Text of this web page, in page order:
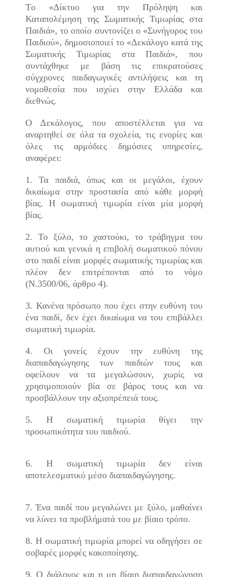
Tο «Δίκτυο για την Πρόληψη και
Καταπολέμηση της Σωματικής Τιμωρίας στα
Παιδιά», το οποίο συντονίζει ο «Συνήγορος του
Παιδιού», δημοσιοποιεί το «Δεκάλογο κατά της
Σωματικής Τιμωρίας στα Παιδιά», που
συντάχθηκε με βάση τις επικρατούσες
σύγχρονες παιδαγωγικές αντιλήψεις και τη
νομοθεσία που ισχύει στην Ελλάδα και
διεθνώς.
Ο Δεκάλογος, που αποστέλλεται για να
αναρτηθεί σε όλα τα σχολεία, τις ενορίες και
όλες τις αρμόδιες δημόσιες υπηρεσίες,
αναφέρει:
1. Τα παιδιά, όπως και οι μεγάλοι, έχουν
δικαίωμα στην προστασία από κάθε μορφή
βίας. Η σωματική τιμωρία είναι μία μορφή
βίας.
2. Το ξύλο, το χαστούκι, το τράβηγμα του
αυτιού και γενικά η επιβολή σωματικού πόνου
στο παιδί είναι μορφές σωματικής τιμωρίας και
πλέον δεν επιτρέπονται από το νόμο
(Ν.3500/06, άρθρο 4).
3. Κανένα πρόσωπο που έχει στην ευθύνη του
ένα παιδί, δεν έχει δικαίωμα να του επιβάλλει
σωματική τιμωρία.
4. Οι γονείς έχουν την ευθύνη της
διαπαιδαγώγησης των παιδιών τους και
οφείλουν να τα μεγαλώσουν, χωρίς να
χρησιμοποιούν βία σε βάρος τους και να
προσβάλλουν την αξιοπρέπειά τους.
5. Η σωματική τιμωρία θίγει την
προσωπικότητα του παιδιού.
6. Η σωματική τιμωρία δεν είναι
αποτελεσματικό μέσο διαπαιδαγώγησης.
7. Ένα παιδί που μεγαλώνει με ξύλο, μαθαίνει
να λύνει τα προβλήματά του με βίαιο τρόπο.
8. Η σωματική τιμωρία μπορεί να οδηγήσει σε
σοβαρές μορφές κακοποίησης.
9. Ο διάλογος και η μη βίαιη διαπαιδαγώγηση